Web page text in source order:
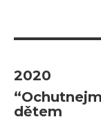
2020
dětem